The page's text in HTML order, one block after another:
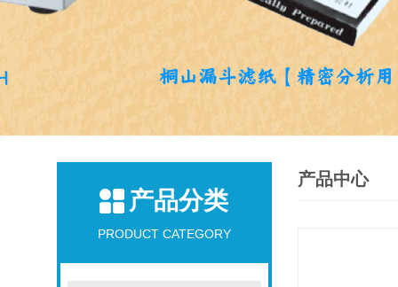
产品分类
PRODUCT CATEGORY
产品中心